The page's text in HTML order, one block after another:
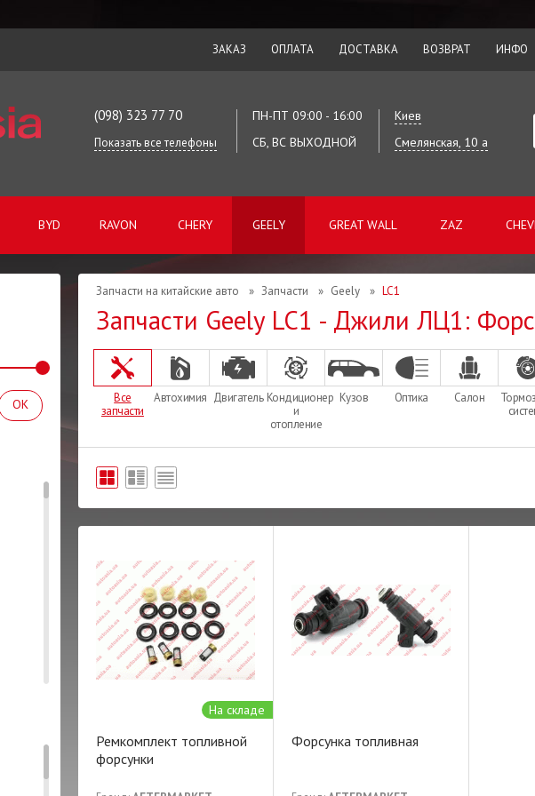
ЗАКАЗ ОПЛАТА ДОСТАВКА ВОЗВРАТ ИНФО
(098) 323 77 70
Показать все телефоны
ПН-ПТ 09:00 - 16:00
СБ, ВС ВЫХОДНОЙ
Киев
Смелянская, 10 а
BYD RAVON CHERY GEELY GREAT WALL ZAZ
OK
Запчасти на китайские авто » Запчасти » Geely » LC1
Запчасти Geely LC1 - Джили ЛЦ1:
Все
запчасти
Автохимия Двигатель Кондиционер
и
отопление
Кузов Оптика Салон
На складе
Ремкомплект топливной
форсунки
Форсунка топливная